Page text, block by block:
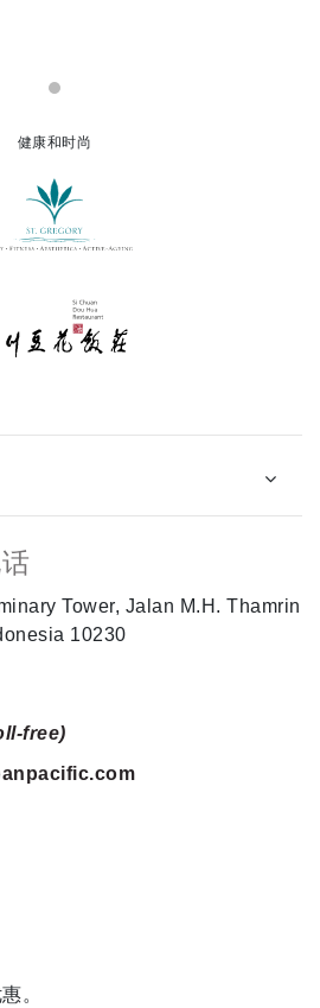
健康和时尚
Tower, Jalan M.H. Thamrin
10230
free)
.com
。